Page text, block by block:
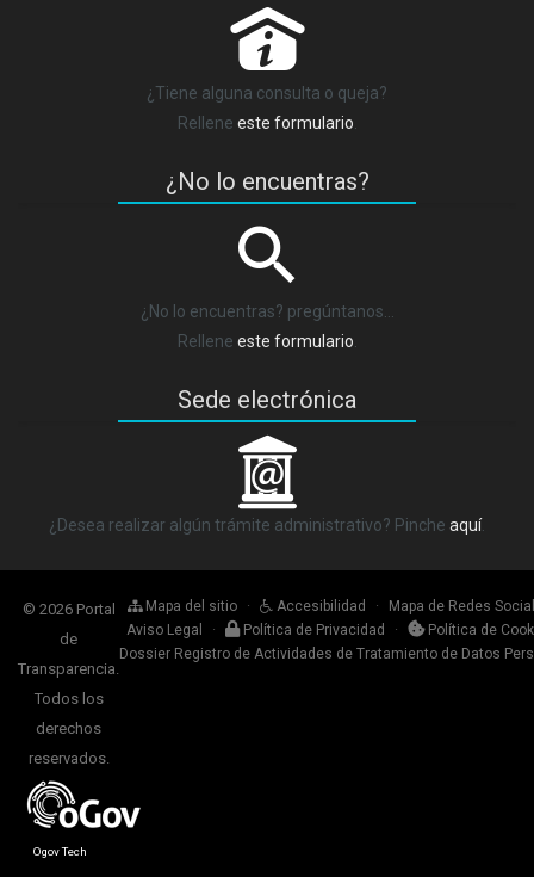
P
¿Tiene alguna consulta o queja?
Rellene este formulario.
¿No lo encuentras?
¿No lo encuentras? pregúntanos…
Rellene este formulario.
Sede electrónica
_
¿Desea realizar algún trámite administrativo? Pinche aquí.
© 2026 Portal
de
Transparencia.
Todos los
derechos
reservados.
Mapa del sitio · Accesibilidad ·
Mapa de Redes
Aviso Legal
· Política de Privacidad ·
Política de
Dossier Registro de Actividades de Tratamiento de Datos
Ogov Tech